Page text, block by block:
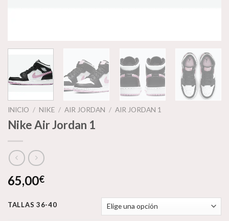
INICIO / NIKE / AIR JORDAN / AIR JORDAN 1
Nike Air Jordan 1
65,00€
TALLAS 36-40